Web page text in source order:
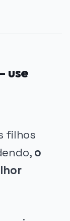
use
filhos
o